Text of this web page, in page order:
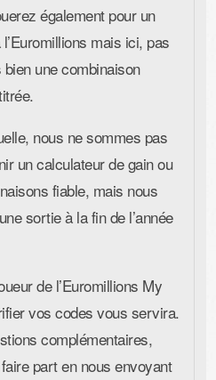
également pour un
mais ici, pas
une combinaison
nous ne sommes pas
un calculateur de gain ou
fiable, mais nous
sortie à la fin de l’année
de l’Euromillions My
vos codes vous servira.
complémentaires,
part en nous envoyant